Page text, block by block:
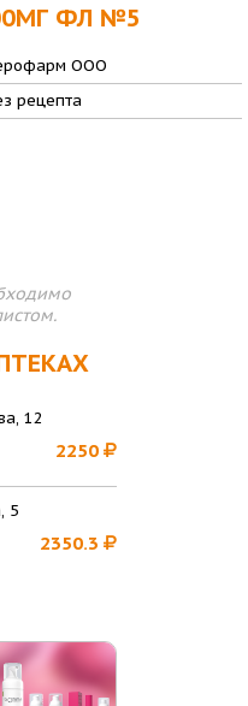
ФЛ №5
ООО
рецепта
12
2250
5
2350.3